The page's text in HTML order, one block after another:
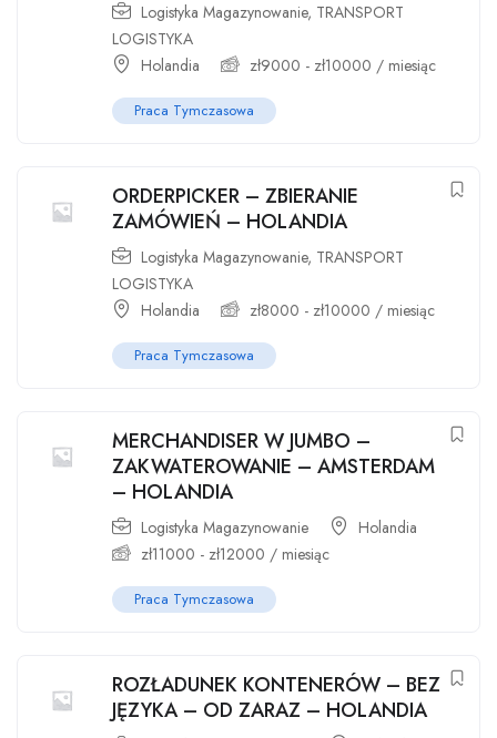
Logistyka Magazynowanie, TRANSPORT
LOGISTYKA
Holandia
zł9000 - zł10000 / miesiąc
Praca Tymczasowa
ORDERPICKER – ZBIERANIE
ZAMÓWIEŃ – HOLANDIA
Logistyka Magazynowanie, TRANSPORT
LOGISTYKA
Holandia
zł8000 - zł10000 / miesiąc
Praca Tymczasowa
MERCHANDISER W JUMBO –
ZAKWATEROWANIE – AMSTERDAM
– HOLANDIA
Logistyka Magazynowanie
Holandia
zł11000 - zł12000 / miesiąc
Praca Tymczasowa
ROZŁADUNEK KONTENERÓW – BEZ
JĘZYKA – OD ZARAZ – HOLANDIA